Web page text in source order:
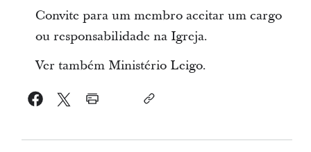
Convite para um membro aceitar um cargo
ou responsabilidade na Igreja.
Ver também Ministério Leigo.